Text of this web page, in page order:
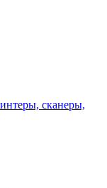
сканеры,